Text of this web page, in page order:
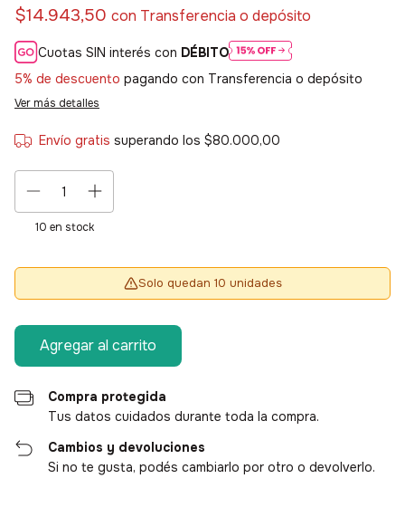
$14.943,50 con Transferencia o depósito
Cuotas SIN interés con DÉBITO
5% de descuento pagando con Transferencia o depósito
Ver más detalles
Envío gratis superando los $80.000,00
10 en stock
Solo quedan 10 unidades
Compra protegida
Tus datos cuidados durante toda la compra.
Cambios y devoluciones
Si no te gusta, podés cambiarlo por otro o devolverlo.